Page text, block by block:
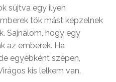
sújtva egy ilyen
tök mást képzelnek
Sajnálom, hogy egy
az emberek. Ha
egyébként szépen,
kis lelkem van.